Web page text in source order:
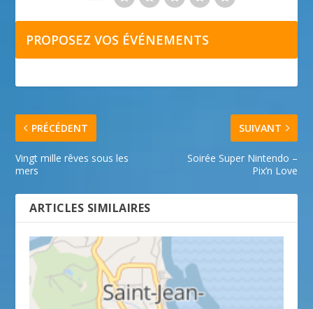
PROPOSEZ VOS ÉVÉNEMENTS
PRÉCÉDENT
Vingt mille rêves sous les
mers
SUIVANT
Soirée Super Nintendo –
Pix’n Love
ARTICLES SIMILAIRES